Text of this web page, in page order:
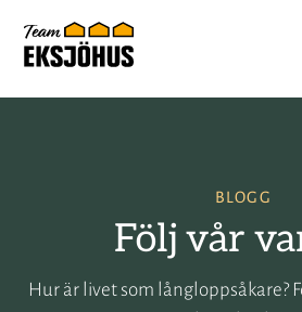
BLOGG
Följ vår
Hur är livet som långloppsåkare?